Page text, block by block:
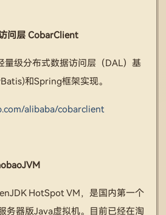
问层 CobarClient
级分布式数据访问层（DAL）基
和Spring框架实现。
alibaba/cobarclient
HotSpot VM，是国内第一个
务器版Java虚拟机。目前已经在淘